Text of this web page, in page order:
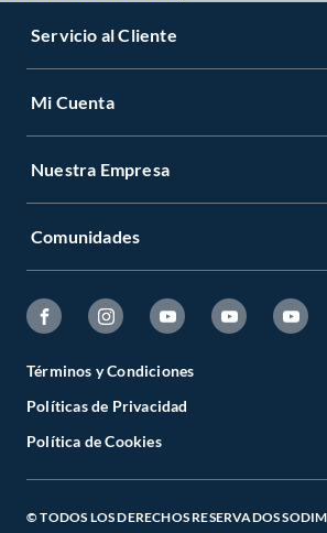
Servicio al Cliente
Mi Cuenta
Nuestra Empresa
Comunidades
Términos y Condiciones
Políticas de Privacidad
Política de Cookies
© TODOS LOS DERECHOS RESERVADOS